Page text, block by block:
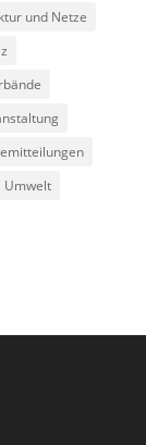
und Netze
Umwelt